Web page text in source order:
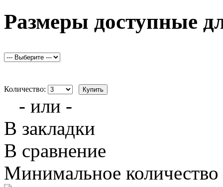
Размеры доступные
Количество:
- или -
В закладки
В сравнение
Минимальное количество